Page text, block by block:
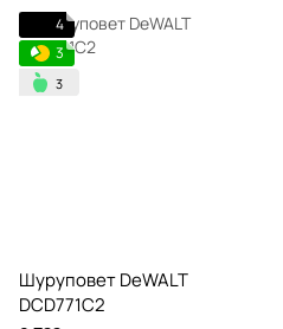
4
3
Шуруповет DeWALT
DCD771C2